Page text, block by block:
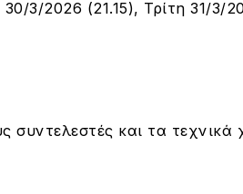
3/2026 (21.15), Τρίτη 31/3/
συντελεστές και τα τεχνικά